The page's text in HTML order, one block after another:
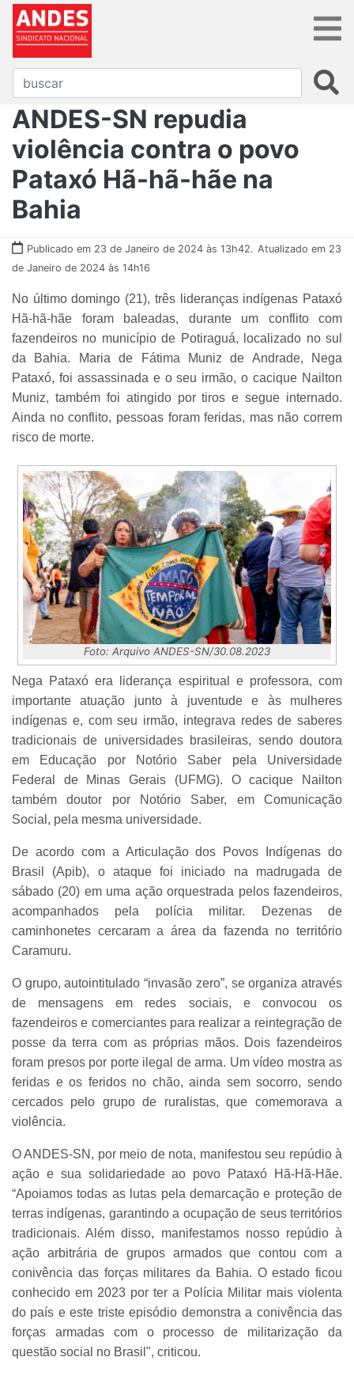
ANDES-SN repudia
violência contra o povo
Pataxó Hã-hã-hãe na
Bahia
Publicado em 23 de Janeiro de 2024 às 13h42. Atualizado em 23
de Janeiro de 2024 às 14h16
No último domingo (21), três lideranças indígenas Pataxó
Hã-hã-hãe foram baleadas, durante um conflito com
fazendeiros no município de Potiraguá, localizado no sul
da Bahia. Maria de Fátima Muniz de Andrade, Nega
Pataxó, foi assassinada e o seu irmão, o cacique Nailton
Muniz, também foi atingido por tiros e segue internado.
Ainda no conflito, pessoas foram feridas, mas não correm
risco de morte.
Foto: Arquivo ANDES-SN/30.08.2023
Nega Pataxó era liderança espiritual e professora, com
importante atuação junto à juventude e às mulheres
indígenas e, com seu irmão, integrava redes de saberes
tradicionais de universidades brasileiras, sendo doutora
em Educação por Notório Saber pela Universidade
Federal de Minas Gerais (UFMG). O cacique Nailton
também doutor por Notório Saber, em Comunicação
Social, pela mesma universidade.
De acordo com a Articulação dos Povos Indígenas do
Brasil (Apib), o ataque foi iniciado na madrugada de
sábado (20) em uma ação orquestrada pelos fazendeiros,
acompanhados pela polícia militar. Dezenas de
caminhonetes cercaram a área da fazenda no território
Caramuru.
O grupo, autointitulado “invasão zero”, se organiza através
de mensagens em redes sociais, e convocou os
fazendeiros e comerciantes para realizar a reintegração de
posse da terra com as próprias mãos. Dois fazendeiros
foram presos por porte ilegal de arma. Um vídeo mostra as
feridas e os feridos no chão, ainda sem socorro, sendo
cercados pelo grupo de ruralistas, que comemorava a
violência.
O ANDES-SN, por meio de nota, manifestou seu repúdio à
ação e sua solidariedade ao povo Pataxó Hã-Hã-Hãe.
“Apoiamos todas as lutas pela demarcação e proteção de
terras indígenas, garantindo a ocupação de seus territórios
tradicionais. Além disso, manifestamos nosso repúdio à
ação arbitrária de grupos armados que contou com a
conivência das forças militares da Bahia. O estado ficou
conhecido em 2023 por ter a Polícia Militar mais violenta
do país e este triste episódio demonstra a conivência das
forças armadas com o processo de militarização da
questão social no Brasil", criticou.